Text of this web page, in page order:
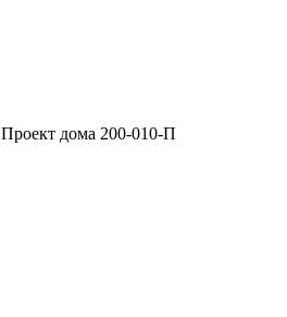
Проект дома 200-010-П